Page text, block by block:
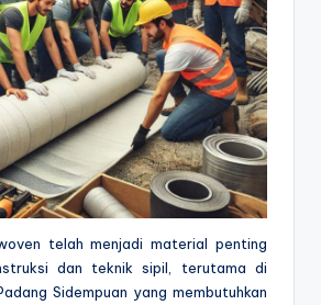
telah menjadi material penting
dan teknik sipil, terutama di
Sidempuan yang membutuhkan